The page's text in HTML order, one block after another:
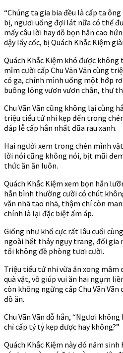
“Chúng ta gia bia đều là cấp ta
bị, ngươi uống đợi lát nữa có thể
mấy câu lời hay dỗ bọn hắn cao
dậy lấy cốc, bị Quách Khắc Kiệm
Quách Khắc Kiệm khó được không
mỉm cười cấp Chu Vãn Vãn cùng
có ga, chính mình uống một hớp
buông lỏng vươn vươn chân, thư
Chu Vãn Vãn cũng không lại cùng
triệu tiểu tứ nhi kẹp đến trong
đáp lễ cấp hắn nhất đũa rau xanh.
Hai người xem trong chén mình
lời nói cũng không nói, bịt mũi
thức ăn ăn luôn.
Quách Khắc Kiệm xem bọn hắn
hắn bình thường cười có chút
văn nhã tao nhã, thậm chí còn
chính là lại đặc biệt ấm áp.
Giống như khổ cực rất lâu cuối
ngoài hết thảy ngụy trang, đối gia
tối không đề phòng tươi cười.
Triệu tiểu tứ nhi vừa ăn xong
quà vặt, vô giúp vui ăn hai ngụm
còn không ngừng cấp Chu Vãn Vãn
đồ ăn.
Chu Vãn Vãn dỗ hắn, “Ngươi không
chỉ cấp tỷ tỷ kẹp được hay không?”
Quách Khắc Kiệm này đó năm